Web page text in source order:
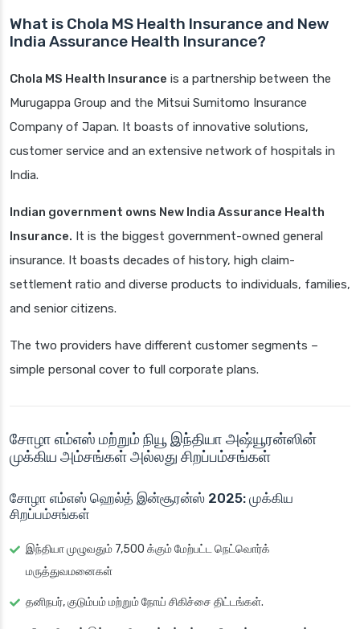
What is Chola MS Health Insurance and New
India Assurance Health Insurance?
Chola MS Health Insurance is a partnership between the
Murugappa Group and the Mitsui Sumitomo Insurance
Company of Japan. It boasts of innovative solutions,
customer service and an extensive network of hospitals in
India.
Indian government owns New India Assurance Health
Insurance. It is the biggest government-owned general
insurance. It boasts decades of history, high claim-
settlement ratio and diverse products to individuals, families,
and senior citizens.
The two providers have different customer segments –
simple personal cover to full corporate plans.
சோழா எம்எஸ் மற்றும் நியூ இந்தியா அஷ்யூரன்ஸின்
முக்கிய அம்சங்கள் அல்லது சிறப்பம்சங்கள்
சோழா எம்எஸ் ஹெல்த் இன்சூரன்ஸ் 2025: முக்கிய
சிறப்பம்சங்கள்
இந்தியா முழுவதும் 7,500 க்கும் மேற்பட்ட நெட்வொர்க்
மருத்துவமனைகள்
தனிநபர், குடும்பம் மற்றும் நோய் சிகிச்சை திட்டங்கள்.